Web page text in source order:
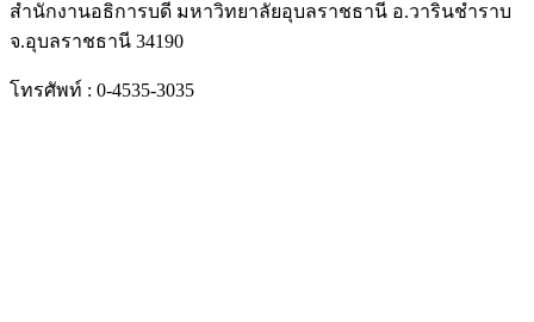
สำนักงานอธิการบดี มหาวิทยาลัยอุบลราชธานี อ.วารินชำราบ
จ.อุบลราชธานี 34190
โทรศัพท์ : 0-4535-3035